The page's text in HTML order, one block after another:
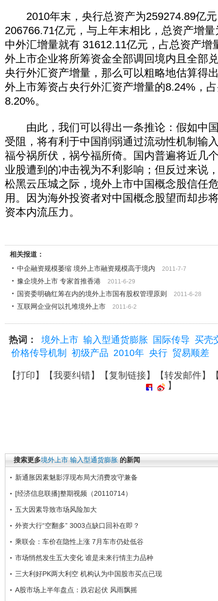
2010年末，央行总资产为259274.89亿元
206766.71亿元，与上年末相比，总资产增
中外汇增量就有 31612.11亿元，占总资产增
外上市企业将所筹资金全部调回境内且全部
央行外汇资产增量，那么可以粗略地估算
外上市筹资占央行外汇资产增量的8.24%，
8.20%。
由此，我们可以得出一条推论：假如中
受阻，将有利于中国削弱通过流动性机制输
福兮祸所伏，祸兮福所倚。国内普遍将近几
业股遭到的冲击视为不利影响；但反过来说
松黑云压城之际，境外上市中国概念股信任
用。因为海外投资者对中国概念股望而却步
资本内流压力。
相关报道：
中企融资规模萎缩 境外上市融资规模高于境内
2011-7-7
豫企境外上市 专家首推香港 2011-6-29
国资委明确红筹在内的境外上市国有股权管理原则 2011-6-28
互联网企业何以扎堆境外上市 2011-6-2
热词： 境外上市 输入型通货膨胀 国际传导 买壳
价格传导机制
初级产品 2010年 央行 贸易顺差
【打印】【我要纠错】【复制链接】【转发邮件】
】
搜索更多境外上市 输入型通货膨胀 的新闻
新通胀因素魅影浮现布局大消费攻守兼备
[经济信息联播]整期视频（20110714）
五大因素导致市场风险加大
外资大行“空翻多” 3003点缺口回补在即？
乘联会：车价在隐性上涨 7月车市仍处低谷
市场悄然发生五大变化 谁是未来行情主力品种
三大利好PK两大利空 机构认为中国股市买点已现
A股市场上半年盘点：跌宕起伏 风雨飘摇